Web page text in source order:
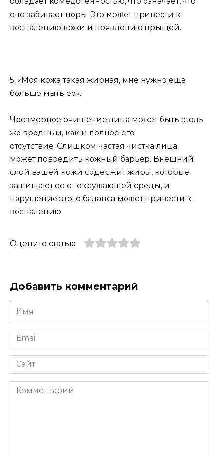
оно забивает поры. Это может привести к
воспалению кожи и появлению прыщей.
5. «Моя кожа такая жирная, мне нужно еще
больше мыть ее».
Чрезмерное очищение лица может быть столь
же вредным, как и полное его
отсутствие. Слишком частая чистка лица
может повредить кожный барьер. Внешний
слой вашей кожи содержит жиры, которые
защищают ее от окружающей среды, и
нарушение этого баланса может привести к
воспалению.
Оцените статью
Добавить комментарий
Имя
*
Email
*
Сайт
Комментарий